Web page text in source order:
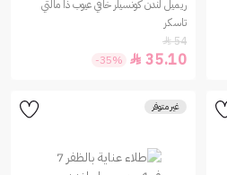
ريميل لندن كونسيلر خافي عيوب ذا مالتي
تاسكر
54

35.10

-35%
غير متوفر